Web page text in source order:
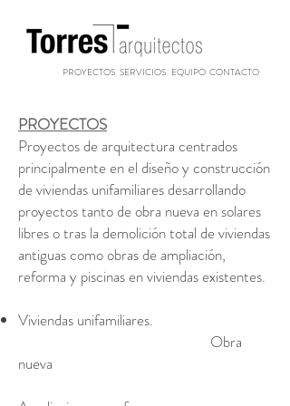
PROYECTOS SERVICIOS EQUIPO CONTACTO
PROYECTOS
Proyectos de arquitectura centrados
principalmente en el diseño y construcción
de viviendas unifamiliares desarrollando
proyectos tanto de obra nueva en solares
libres o tras la demolición total de viviendas
antiguas como obras de ampliación,
reforma y piscinas en viviendas existentes.
Viviendas unifamiliares.
Obra
nueva